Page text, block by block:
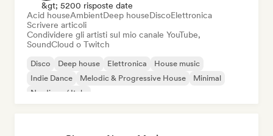
&gt; 5200 risposte date
Acid houseAmbientDeep houseDiscoElettronica
Scrivere articoli
Condividere gli artisti sul mio canale YouTube,
SoundCloud o Twitch
Disco Deep house Elettronica
House music
Indie Dance
Melodic & Progressive House
Minimal
Nu-disco / Italo